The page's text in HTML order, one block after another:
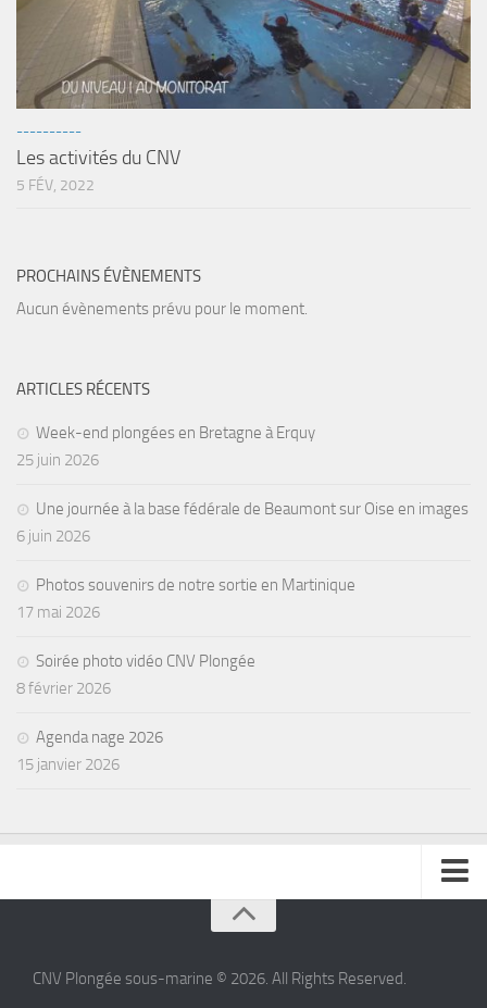
NAP / NEV
Agenda
Les Palmes du Lac
Résultats Compétitions
MATERIEL
----------
Les activités du CNV
5 FÉV, 2022
PROCHAINS ÉVÈNEMENTS
Aucun évènements prévu pour le moment.
ARTICLES RÉCENTS
Week-end plongées en Bretagne à Erquy
25 juin 2026
Une journée à la base fédérale de Beaumont sur Oise en images
6 juin 2026
Photos souvenirs de notre sortie en Martinique
17 mai 2026
Soirée photo vidéo CNV Plongée
8 février 2026
Agenda nage 2026
15 janvier 2026
CNV Plongée sous-marine © 2026. All Rights Reserved.